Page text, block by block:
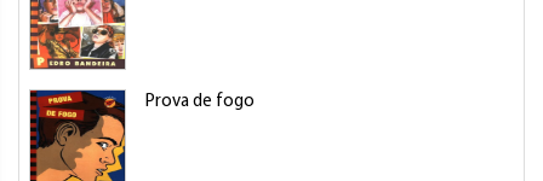
Prova de fogo